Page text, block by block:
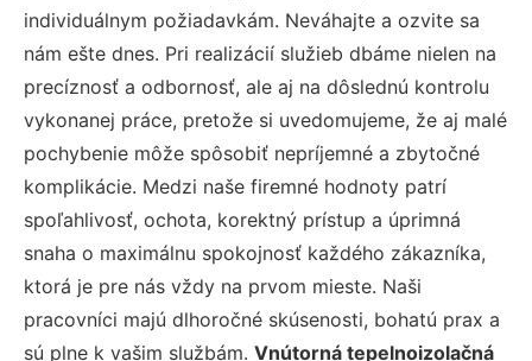
individuálnym požiadavkám. Neváhajte a ozvite sa
nám ešte dnes. Pri realizácií služieb dbáme nielen na
precíznosť a odbornosť, ale aj na dôslednú kontrolu
vykonanej práce, pretože si uvedomujeme, že aj malé
pochybenie môže spôsobiť nepríjemné a zbytočné
komplikácie. Medzi naše firemné hodnoty patrí
spoľahlivosť, ochota, korektný prístup a úprimná
snaha o maximálnu spokojnosť každého zákazníka,
ktorá je pre nás vždy na prvom mieste. Naši
pracovníci majú dlhoročné skúsenosti, bohatú prax a
sú plne k vašim službám. Vnútorná tepelnoizolačná